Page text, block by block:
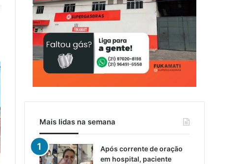
Mais lidas na semana
Após corrente de oração
em hospital, paciente